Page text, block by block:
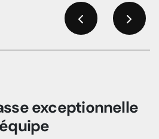
exceptionnelle